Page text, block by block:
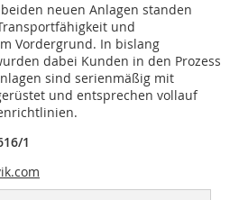
neuen Anlagen standen
und
Vordergrund. In bislang
dabei Kunden in den Prozess
sind serienmäßig mit
und entsprechen vollauf
1